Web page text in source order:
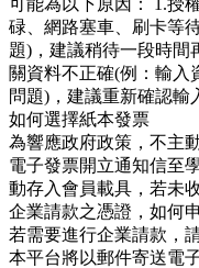
碌、網路塞車、刷卡等
題)，建議稍待一段時間
關資料不正確(例：輸入
問題)，建議重新確認輸
如何選擇紙本發票
為響應政府政策，不主
電子發票開立通知信至
動存入會員載具，若未
企業請款之憑證，如何
若需要進行企業請款，
本平台將以郵件寄送電